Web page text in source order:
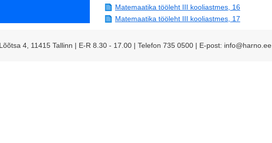
Matemaatika tööleht III kooliastmes, 16
Matemaatika tööleht III kooliastmes, 17
4, 11415 Tallinn | E-R 8.30 - 17.00 | Telefon 735 0500 | E-post: info@harno.ee